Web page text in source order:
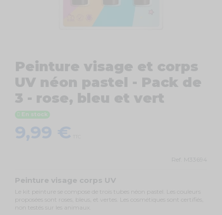
Peinture visage et corps
UV néon pastel - Pack de
3 - rose, bleu et vert
En stock
9,99 €
Ref. M33694
Peinture visage corps UV
Le kit peinture se compose de trois tubes néon pastel. Les couleurs
proposées sont roses, bleus, et vertes. Les cosmétiques sont certifiés,
non testés sur les animaux.